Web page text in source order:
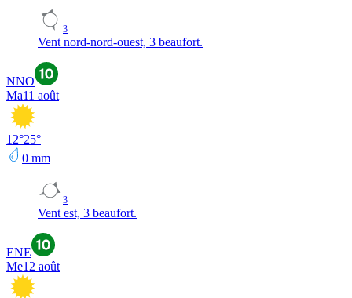
3
Vent nord-nord-ouest, 3 beaufort.
NNO
Ma11 août
12°25°
0 mm
3
Vent est, 3 beaufort.
ENE
Me12 août